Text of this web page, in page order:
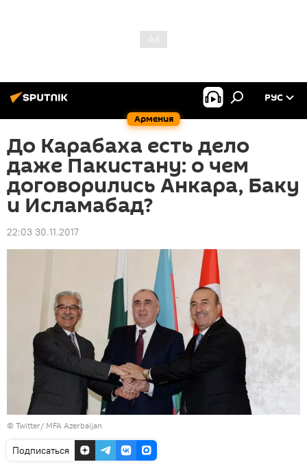
Армения
РУС
До Карабаха есть дело
даже Пакистану: о чем
договорились Анкара, Баку
и Исламабад?
22:03 30.11.2017
© Twitter/ MFA Azerbaijan
Подписаться